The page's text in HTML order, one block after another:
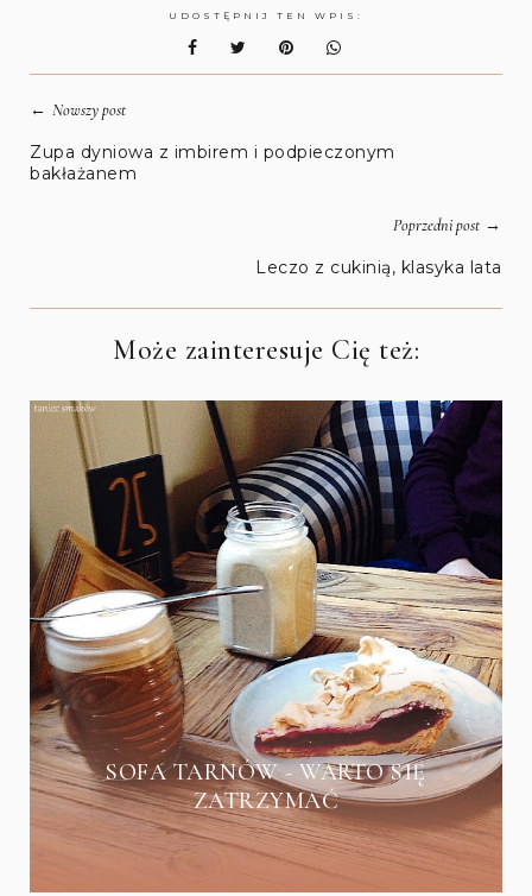
UDOSTĘPNIJ TEN WPIS:
←Nowszy post
Zupa dyniowa z imbirem i podpieczonym
bakłażanem
Poprzedni post→
Leczo z cukinią, klasyka lata
Może zainteresuje Cię też:
SOFA TARNÓW - WARTO SIĘ
ZATRZYMAĆ